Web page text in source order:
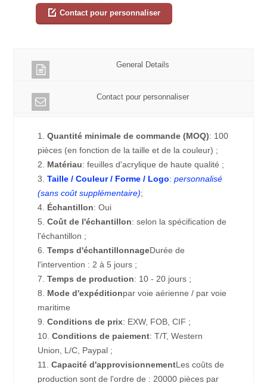
Contact pour personnaliser
General Details
Contact pour personnaliser
1.Quantité minimale de commande (MOQ): 100
pièces (en fonction de la taille et de la couleur) ;
2. Matériau: feuilles d'acrylique de haute qualité ;
3.Taille / Couleur / Forme / Logo:personnalisé
(sans coût supplémentaire);
4. Échantillon: Oui
5.Coût de l'échantillon: selon la spécification de
l'échantillon ;
6.Temps d'échantillonnageDurée de
l'intervention : 2 à 5 jours ;
7.Temps de production: 10 - 20 jours ;
8. Mode d'expéditionpar voie aérienne / par voie
maritime
9.Conditions de prix: EXW, FOB, CIF ;
10.Conditions de paiement: T/T, Western
Union, L/C, Paypal ;
11.Capacité d'approvisionnementLes coûts de
production sont de l'ordre de : 20000 pièces par